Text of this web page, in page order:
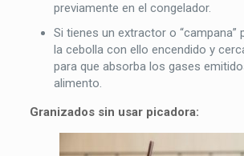
previamente en el congelador.
Si tienes un extractor o “campana”
la cebolla con ello encendido y
para que absorba los gases
alimento.
Granizados sin usar picadora: